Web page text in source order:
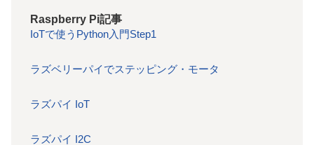
Raspberry Pi記事
IoTで使うPython入門Step1
ラズベリーパイでステッピング・モータ
ラズパイ IoT
ラズパイ I2C